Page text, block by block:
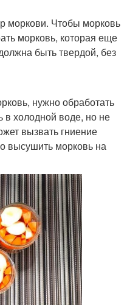
моркови. Чтобы морковь
морковь, которая еще
быть твердой, без
нужно обработать
холодной воде, но не
вызвать гниение
высушить морковь на